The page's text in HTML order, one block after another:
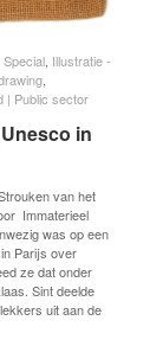
Illustratie -
| Public sector
in
van het
Immaterieel
was op een
Parijs over
ze dat onder
Sint deelde
uit aan de
Illustratie -
| Public sector
in